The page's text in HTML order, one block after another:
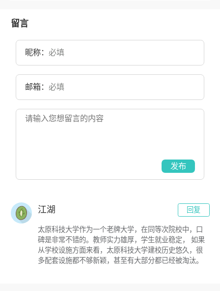
学霍英东研究院成立。2019年9月，香港科技大学（广州）获批筹建。
目前学校总体占地面积900亩。
留言
昵称：
邮箱：
发布
江湖 回复
太原科技大学作为一个老牌大学，在同等次院校中，口
碑是非常不错的。教师实力雄厚，学生就业稳定， 如果
从学校设施方面来看，太原科技大学建校历史悠久，很
多配套设施都不够新颖，甚至有大部分都已经被淘汰。